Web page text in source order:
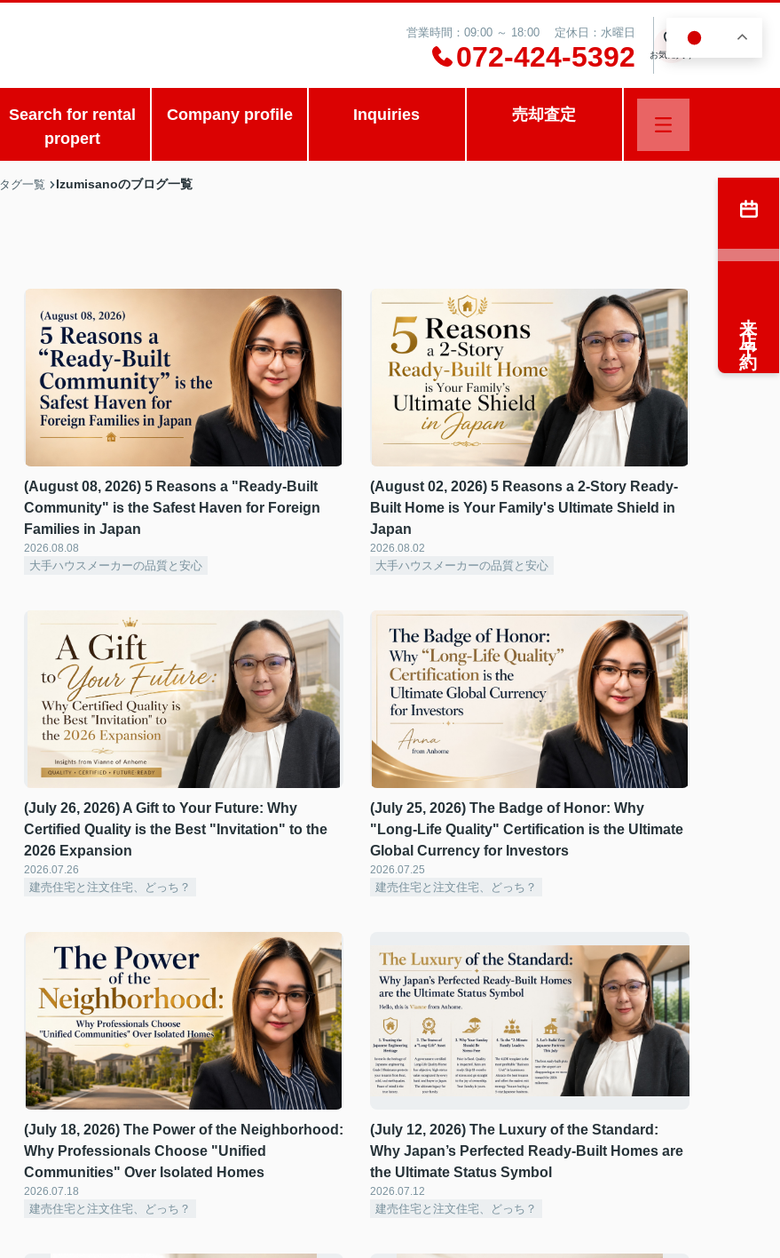
営業時間：09:00 ～ 18:00 定休日：水曜日
072-424-5392 お気に入り
Search for rental
propert
Company profile Inquiries 売却査定
タグ一覧 Izumisanoのブログ一覧
(August 08, 2026) 5 Reasons a "Ready-Built
Community" is the Safest Haven for Foreign
Families in Japan
2026.08.08
大手ハウスメーカーの品質と安心
(August 02, 2026) 5 Reasons a 2-Story Ready-
Built Home is Your Family's Ultimate Shield in
Japan
2026.08.02
大手ハウスメーカーの品質と安心
(July 26, 2026) A Gift to Your Future: Why
Certified Quality is the Best "Invitation" to the
2026 Expansion
2026.07.26
建売住宅と注文住宅、どっち？
(July 25, 2026) The Badge of Honor: Why
"Long-Life Quality" Certification is the Ultimate
Global Currency for Investors
2026.07.25
建売住宅と注文住宅、どっち？
(July 18, 2026) The Power of the Neighborhood:
Why Professionals Choose "Unified
Communities" Over Isolated Homes ️
2026.07.18
建売住宅と注文住宅、どっち？
(July 12, 2026) The Luxury of the Standard:
Why Japan’s Perfected Ready-Built Homes are
the Ultimate Status Symbol
2026.07.12
建売住宅と注文住宅、どっち？
来店予約